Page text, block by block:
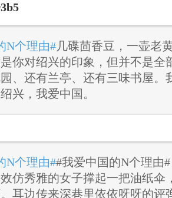
N个理由#几碟茴香豆，一壶老
你对绍兴的印象，但并不是全
、还有兰亭、还有三味书屋。
兴，我爱中国。
N个理由##我爱中国的N个理由
仿秀雅的女子撑起一把油纸伞
耳边传来深巷里依依呀呀的评